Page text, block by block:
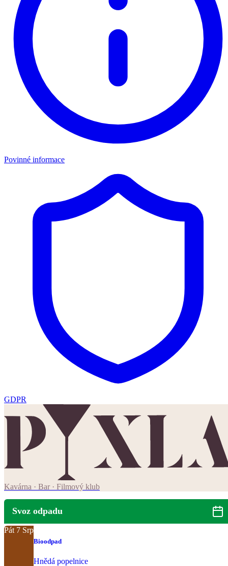
Povinné informace
GDPR
Kavárna · Bar · Filmový klub
Svoz odpadu
Pát 7 Srp
Bioodpad
Hnědá popelnice